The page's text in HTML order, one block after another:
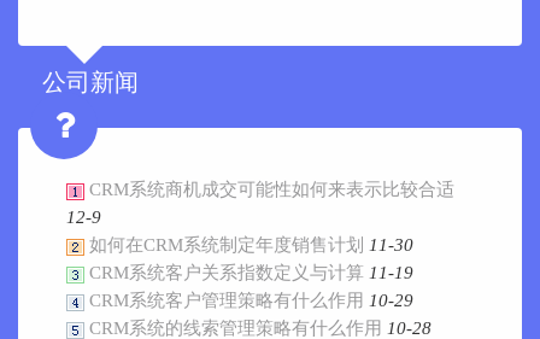
公司新闻
CRM系统商机成交可能性如何来表示比较合适
12-9
如何在CRM系统制定年度销售计划
11-30
CRM系统客户关系指数定义与计算 11-19
CRM系统客户管理策略有什么作用 10-29
CRM系统的线索管理策略有什么作用 10-28